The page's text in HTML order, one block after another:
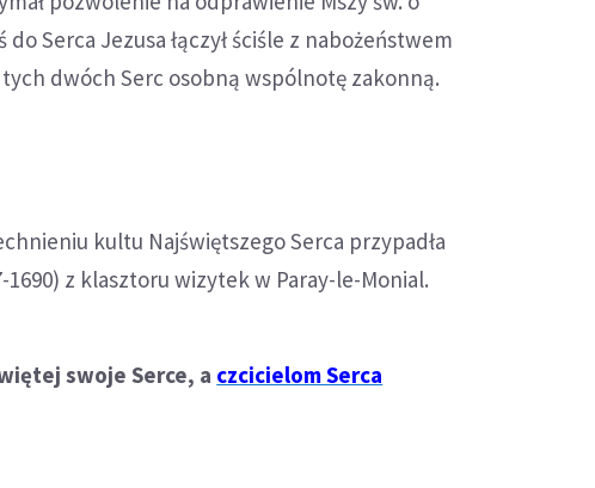
Serca Jezusa łączył ściśle z nabożeństwem
tych dwóch Serc osobną wspólnotę zakonną.
kultu Najświętszego Serca przypadła
1690) z klasztoru wizytek w Paray-le-Monial.
swoje Serce, a czcicielom Serca